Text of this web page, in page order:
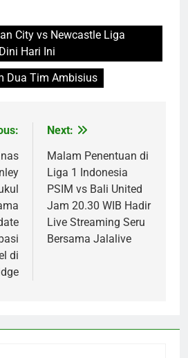
City vs Newcastle Liga
Hari Ini
Dua Tim Ambisius
di
Next:
Malam Penentuan di
Liga 1 Indonesia
PSIM vs Bali United
Jam 20.30 WIB Hadir
Live Streaming Seru
Bersama Jalalive